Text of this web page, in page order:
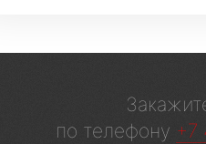
по телефону +7